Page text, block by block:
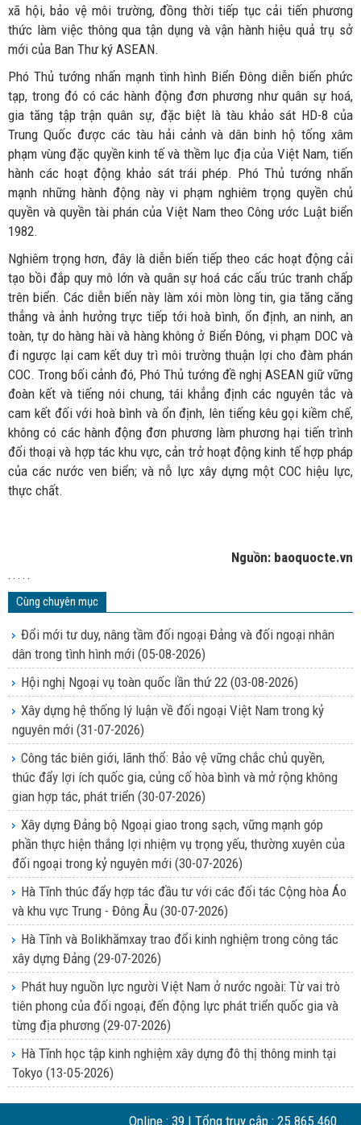
xã hội, bảo vệ môi trường, đồng thời tiếp tục cải tiến phương
thức làm việc thông qua tận dụng và vận hành hiệu quả trụ sở
mới của Ban Thư ký ASEAN.
Phó Thủ tướng nhấn mạnh tình hình Biển Đông diễn biến phức
tạp, trong đó có các hành động đơn phương như quân sự hoá,
gia tăng tập trận quân sự, đặc biệt là tàu khảo sát HD-8 của
Trung Quốc được các tàu hải cảnh và dân binh hộ tống xâm
phạm vùng đặc quyền kinh tế và thềm lục địa của Việt Nam, tiến
hành các hoạt động khảo sát trái phép. Phó Thủ tướng nhấn
mạnh những hành động này vi phạm nghiêm trọng quyền chủ
quyền và quyền tài phán của Việt Nam theo Công ước Luật biển
1982.
Nghiêm trọng hơn, đây là diễn biến tiếp theo các hoạt động cải
tạo bồi đắp quy mô lớn và quân sự hoá các cấu trúc tranh chấp
trên biển. Các diễn biến này làm xói mòn lòng tin, gia tăng căng
thẳng và ảnh hưởng trực tiếp tới hoà bình, ổn định, an ninh, an
toàn, tự do hàng hài và hàng không ở Biển Đông, vi phạm DOC và
đi ngược lại cam kết duy trì môi trường thuận lợi cho đàm phán
COC. Trong bối cảnh đó, Phó Thủ tướng đề nghị ASEAN giữ vững
đoàn kết và tiếng nói chung, tái khẳng định các nguyên tắc và
cam kết đối với hoà bình và ổn định, lên tiếng kêu gọi kiềm chế,
không có các hành động đơn phương làm phương hại tiến trình
đối thoại và hợp tác khu vực, cản trở hoạt động kinh tế hợp pháp
của các nước ven biển; và nỗ lực xây dựng một COC hiệu lực,
thực chất.
Nguồn: baoquocte.vn
. . . . .
Cùng chuyên mục
Đổi mới tư duy, nâng tầm đối ngoại Đảng và đối ngoại nhân
dân trong tình hình mới (05-08-2026)
Hội nghị Ngoại vụ toàn quốc lần thứ 22 (03-08-2026)
Xây dựng hệ thống lý luận về đối ngoại Việt Nam trong kỷ
nguyên mới (31-07-2026)
Công tác biên giới, lãnh thổ: Bảo vệ vững chắc chủ quyền,
thúc đẩy lợi ích quốc gia, củng cố hòa bình và mở rộng không
gian hợp tác, phát triển (30-07-2026)
Xây dựng Đảng bộ Ngoại giao trong sạch, vững mạnh góp
phần thực hiện thắng lợi nhiệm vụ trọng yếu, thường xuyên của
đối ngoại trong kỷ nguyên mới (30-07-2026)
Hà Tĩnh thúc đẩy hợp tác đầu tư với các đối tác Cộng hòa Áo
và khu vực Trung - Đông Âu (30-07-2026)
Hà Tĩnh và Bolikhămxay trao đổi kinh nghiệm trong công tác
xây dựng Đảng (29-07-2026)
Phát huy nguồn lực người Việt Nam ở nước ngoài: Từ vai trò
tiên phong của đối ngoại, đến động lực phát triển quốc gia và
từng địa phương (29-07-2026)
Hà Tĩnh học tập kinh nghiệm xây dựng đô thị thông minh tại
Tokyo (13-05-2026)
Online : 39 | Tổng truy cập : 25.865.460